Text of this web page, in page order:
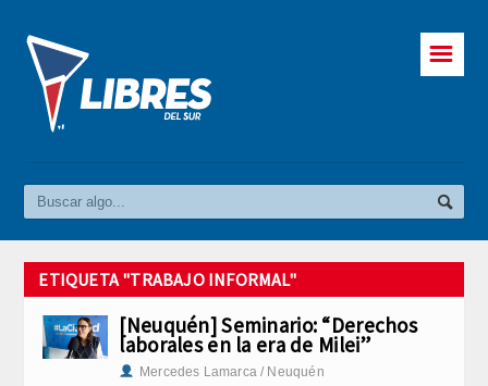
☰
ETIQUETA "TRABAJO INFORMAL"
[Neuquén] Seminario: “Derechos
laborales en la era de Milei”
Mercedes Lamarca / Neuquén